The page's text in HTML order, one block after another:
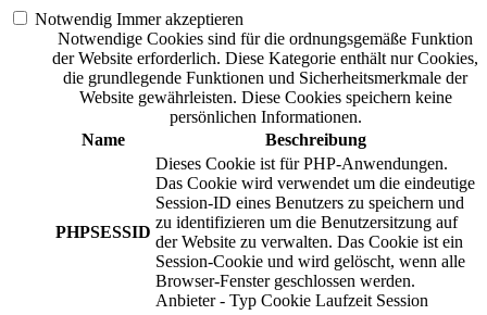
Notwendig Immer akzeptieren
Notwendige Cookies sind für die ordnungsgemäße Funktion
der Website erforderlich. Diese Kategorie enthält nur Cookies,
die grundlegende Funktionen und Sicherheitsmerkmale der
Website gewährleisten. Diese Cookies speichern keine
persönlichen Informationen.
Name
Beschreibung
PHPSESSID
Dieses Cookie ist für PHP-Anwendungen.
Das Cookie wird verwendet um die eindeutige
Session-ID eines Benutzers zu speichern und
zu identifizieren um die Benutzersitzung auf
der Website zu verwalten. Das Cookie ist ein
Session-Cookie und wird gelöscht, wenn alle
Browser-Fenster geschlossen werden.
Anbieter - Typ Cookie Laufzeit Session